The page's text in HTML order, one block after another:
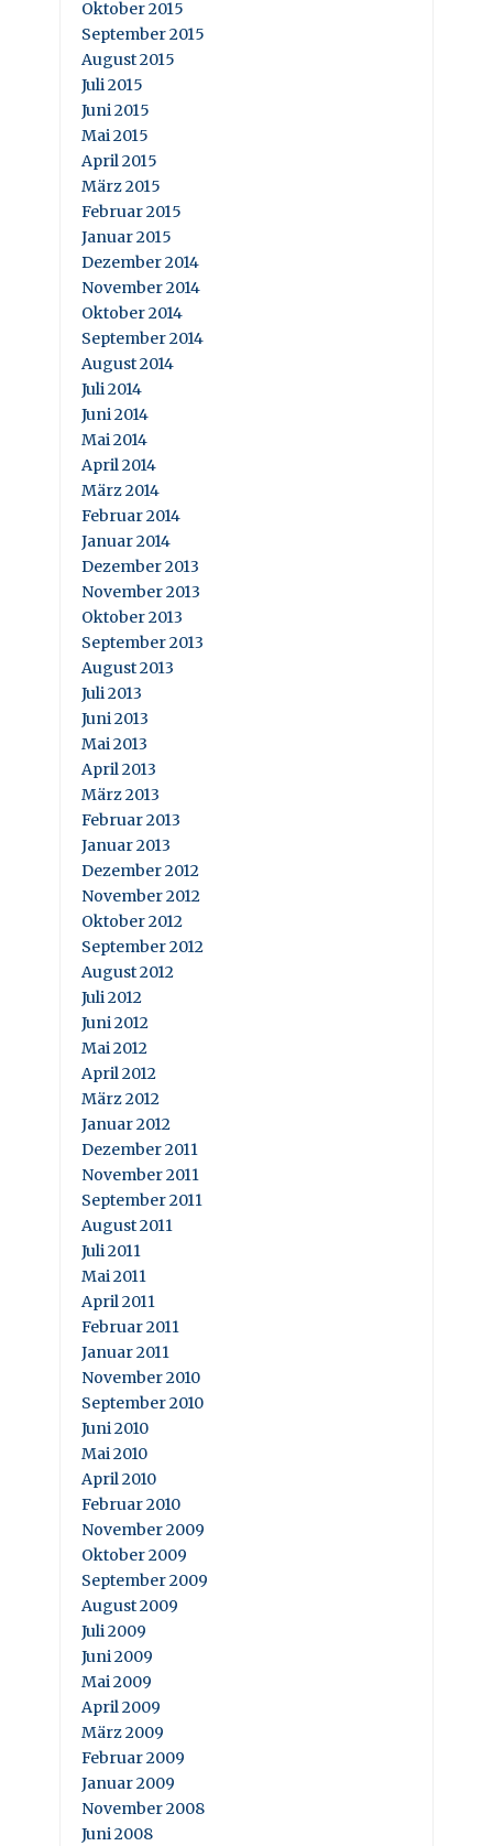
Oktober 2015
September 2015
August 2015
Juli 2015
Juni 2015
Mai 2015
April 2015
März 2015
Februar 2015
Januar 2015
Dezember 2014
November 2014
Oktober 2014
September 2014
August 2014
Juli 2014
Juni 2014
Mai 2014
April 2014
März 2014
Februar 2014
Januar 2014
Dezember 2013
November 2013
Oktober 2013
September 2013
August 2013
Juli 2013
Juni 2013
Mai 2013
April 2013
März 2013
Februar 2013
Januar 2013
Dezember 2012
November 2012
Oktober 2012
September 2012
August 2012
Juli 2012
Juni 2012
Mai 2012
April 2012
März 2012
Januar 2012
Dezember 2011
November 2011
September 2011
August 2011
Juli 2011
Mai 2011
April 2011
Februar 2011
Januar 2011
November 2010
September 2010
Juni 2010
Mai 2010
April 2010
Februar 2010
November 2009
Oktober 2009
September 2009
August 2009
Juli 2009
Juni 2009
Mai 2009
April 2009
März 2009
Februar 2009
Januar 2009
November 2008
Juni 2008